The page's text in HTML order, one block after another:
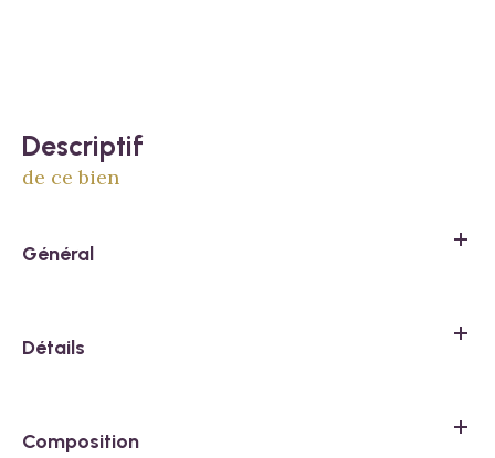
descriptif
de ce bien
Général
Détails
Composition